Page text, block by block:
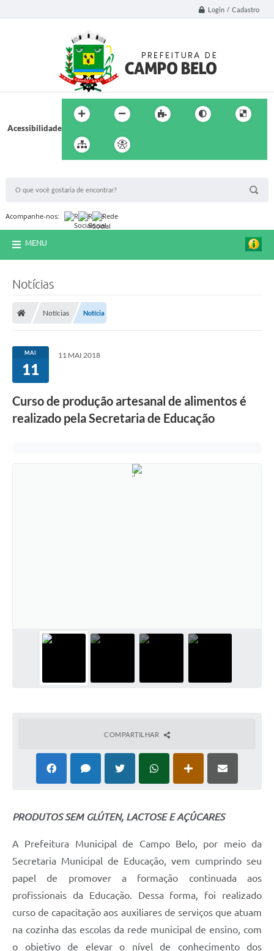
Login / Cadastro
Acessibilidade
Acompanhe-nos:
MENU
Notícias
Notícias Notícia
MAI
11
11 MAI 2018
Curso de produção artesanal de alimentos é
realizado pela Secretaria de Educação
COMPARTILHAR
PRODUTOS SEM GLÚTEN, LACTOSE E AÇÚCARES
A Prefeitura Municipal de Campo Belo, por meio da
Secretaria Municipal de Educação, vem cumprindo seu
papel de promover a formação continuada aos
profissionais da Educação. Dessa forma, foi realizado
curso de capacitação aos auxiliares de serviços que atuam
na cozinha das escolas da rede municipal de ensino, com
o objetivo de elevar o nível de conhecimento dos